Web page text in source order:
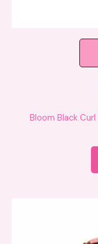
Bloom Black